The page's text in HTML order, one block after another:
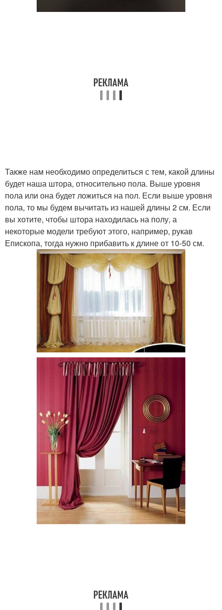
Также нам необходимо определиться с тем, какой длины
будет наша штора, относительно пола. Выше уровня
пола или она будет ложиться на пол. Если выше уровня
пола, то мы будем вычитать из нашей длины 2 см. Если
вы хотите, чтобы штора находилась на полу, а
некоторые модели требуют этого, например, рукав
Епископа, тогда нужно прибавить к длине от 10-50 см.